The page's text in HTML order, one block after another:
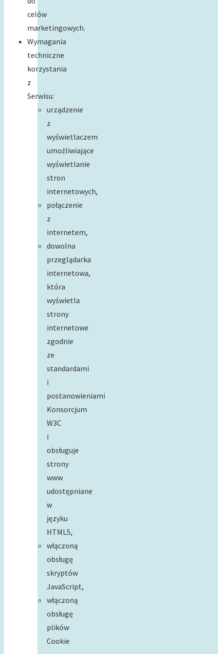
celów
marketingowych.
Wymagania
techniczne
korzystania
z
Serwisu:
urządzenie
z
wyświetlaczem
umożliwiające
wyświetlanie
stron
internetowych,
połączenie
z
internetem,
dowolna
przeglądarka
internetowa,
która
wyświetla
strony
internetowe
zgodnie
ze
standardami
i
postanowieniami
Konsorcjum
W3C
i
obsługuje
strony
www
udostępniane
w
języku
HTML5,
włączoną
obsługę
skryptów
JavaScript,
włączoną
obsługę
plików
Cookie